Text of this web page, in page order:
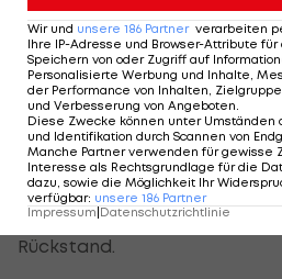
Zwei Heimsiege in der
West
In derRegionalliga West
eines Doppelpacks von
Heimsieg gegen Saalfelden.
damit am Top-Duo Imst und
und hat mit einem Spiel
Rückstand.
Wir und unsere 186 Partner verarbeiten
Ihre IP-Adresse und Browser-Attribute
Speichern von oder Zugriff auf
Personalisierte Werbung und Inhalte,
der Performance von Inhalten,
und Verbesserung von Angeboten
Diese Zwecke können unter Umständen
und Identifikation durch Scannen von
Manche Partner verwenden für gewisse
Interesse als Rechtsgrundlage für die
dazu, sowie die Möglichkeit Ihr
verfügbar: unsere 186 Partner
Impressum|Datenschutzrichtlinie